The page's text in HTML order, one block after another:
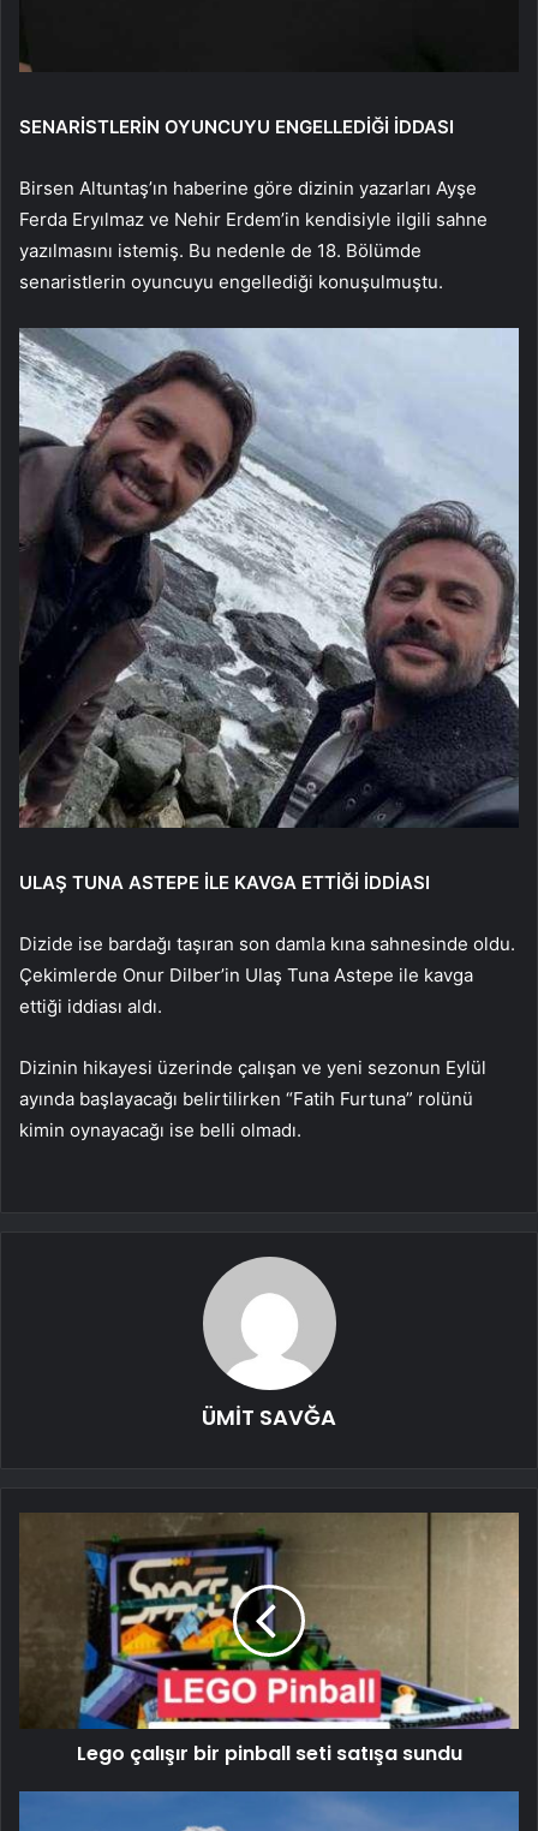
SENARİSTLERİN OYUNCUYU ENGELLEDİĞİ İDDASI
Birsen Altuntaş’ın haberine göre dizinin yazarları Ayşe
Ferda Eryılmaz ve Nehir Erdem’in kendisiyle ilgili sahne
yazılmasını istemiş. Bu nedenle de 18. Bölümde
senaristlerin oyuncuyu engellediği konuşulmuştu.
ULAŞ TUNA ASTEPE İLE KAVGA ETTİĞİ İDDİASI
Dizide ise bardağı taşıran son damla kına sahnesinde oldu.
Çekimlerde Onur Dilber’in Ulaş Tuna Astepe ile kavga
ettiği iddiası aldı.
Dizinin hikayesi üzerinde çalışan ve yeni sezonun Eylül
ayında başlayacağı belirtilirken “Fatih Furtuna” rolünü
kimin oynayacağı ise belli olmadı.
ÜMİT SAVĞA
Lego çalışır bir pinball seti satışa sundu